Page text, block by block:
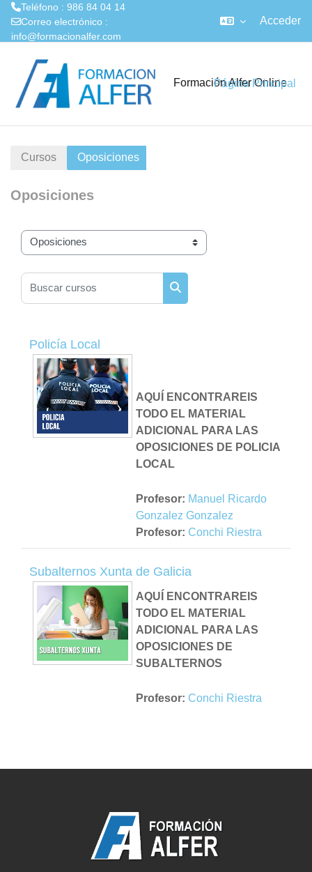
Teléfono : 986 84 04 14
Correo electrónico :
info@formacionalfer.com
Acceder
Formación Alfer Online
Página Principal
Cursos Oposiciones
Oposiciones
Categorías
Buscar cursos
Buscar cursos
Policía Local
AQUÍ ENCONTRAREIS
TODO EL MATERIAL
ADICIONAL PARA LAS
OPOSICIONES DE POLICIA
LOCAL
Profesor: Manuel Ricardo
Gonzalez Gonzalez
Profesor: Conchi Riestra
Subalternos Xunta de Galicia
AQUÍ ENCONTRAREIS
TODO EL MATERIAL
ADICIONAL PARA LAS
OPOSICIONES DE
SUBALTERNOS
Profesor: Conchi Riestra